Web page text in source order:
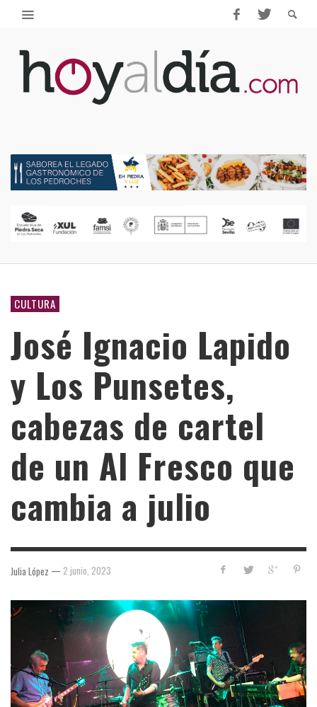
CULTURA
José Ignacio Lapido
y Los Punsetes,
cabezas de cartel
de un Al Fresco que
cambia a julio
Julia López — 2 junio, 2023